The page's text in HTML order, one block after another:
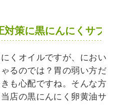
策に黒にんにくサプリ
くオイルですが、におい
るのでは？胃の弱い方だ
も心配ですね。そんな方
店の黒にんにく卵黄油サ